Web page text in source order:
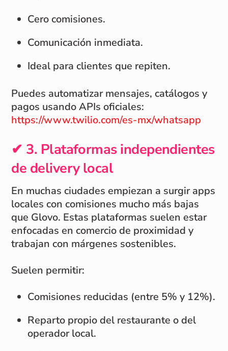
Cero comisiones.
Comunicación inmediata.
Ideal para clientes que repiten.
Puedes automatizar mensajes, catálogos y
pagos usando APIs oficiales:
https://www.twilio.com/es-mx/whatsapp
✔ 3. Plataformas independientes
de delivery local
En muchas ciudades empiezan a surgir apps
locales con comisiones mucho más bajas
que Glovo. Estas plataformas suelen estar
enfocadas en comercio de proximidad y
trabajan con márgenes sostenibles.
Suelen permitir:
Comisiones reducidas (entre 5% y 12%).
Reparto propio del restaurante o del
operador local.